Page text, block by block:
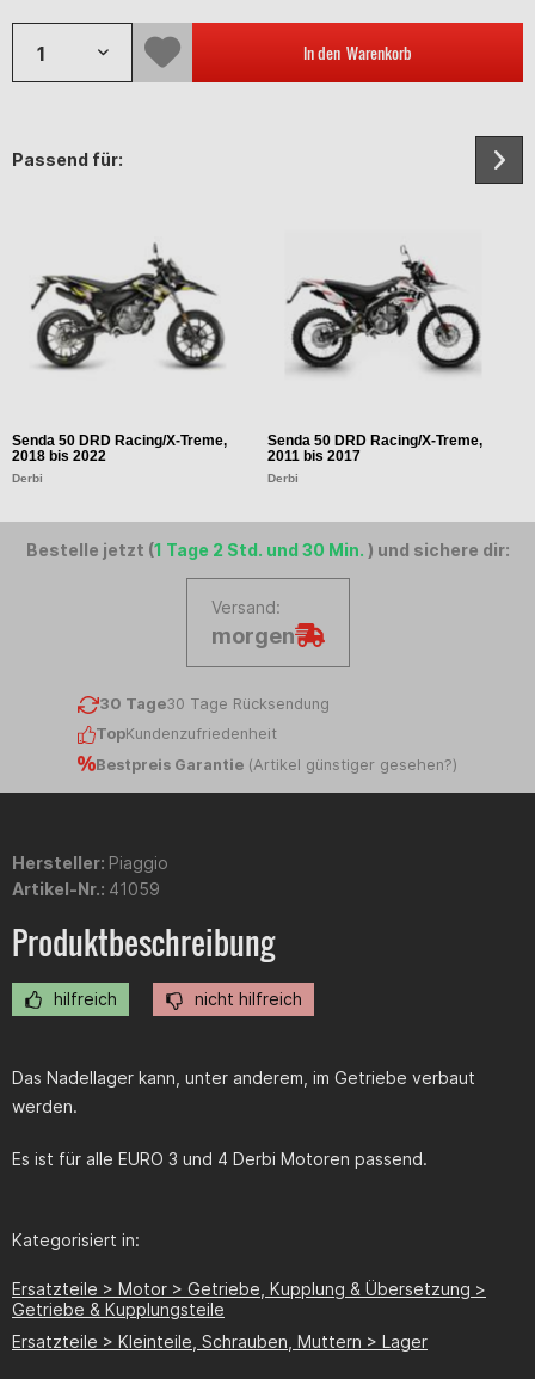
In den Warenkorb
Passend für:
Senda 50 DRD Racing/X-Treme,
2018 bis 2022
Derbi
Senda 50 DRD Racing/X-Treme,
2011 bis 2017
Derbi
Bestelle jetzt (1 Tage 2 Std. und 30 Min. ) und sichere dir:
Versand:
morgen
30 Tage30 Tage Rücksendung
TopKundenzufriedenheit
Bestpreis Garantie (Artikel günstiger gesehen?)
Hersteller: Piaggio
Artikel-Nr.: 41059
Produktbeschreibung
hilfreich nicht hilfreich
Das Nadellager kann, unter anderem, im Getriebe verbaut
werden.
Es ist für alle EURO 3 und 4 Derbi Motoren passend.
Kategorisiert in:
Ersatzteile > Motor > Getriebe, Kupplung & Übersetzung >
Getriebe & Kupplungsteile
Ersatzteile > Kleinteile, Schrauben, Muttern > Lager